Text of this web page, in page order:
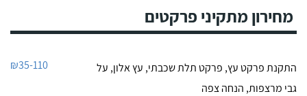
מחירון מתקיני פרקטים
התקנת פרקט עץ, פרקט תלת שכבתי, עץ אלון, על
גבי מרצפות, הנחה צפה
₪35-110